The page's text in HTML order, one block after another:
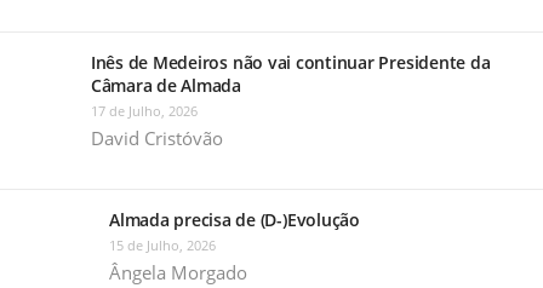
Inês de Medeiros não vai continuar Presidente da
Câmara de Almada
17 de Julho, 2026
David Cristóvão
Almada precisa de (D-)Evolução
15 de Julho, 2026
Ângela Morgado